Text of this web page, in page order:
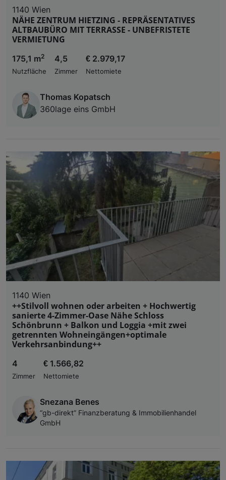
1140 Wien
NÄHE ZENTRUM HIETZING - REPRÄSENTATIVES
ALTBAUBÜRO MIT TERRASSE - UNBEFRISTETE
VERMIETUNG
175,1 m2
Nutzfläche
4,5
Zimmer
€ 2.979,17
Nettomiete
Thomas Kopatsch
360lage eins GmbH
1140 Wien
++Stilvoll wohnen oder arbeiten + Hochwertig
sanierte 4-Zimmer-Oase Nähe Schloss
Schönbrunn + Balkon und Loggia +mit zwei
getrennten Wohneingängen+optimale
Verkehrsanbindung++
4
Zimmer
€ 1.566,82
Nettomiete
Snezana Benes
“gb-direkt” Finanzberatung & Immobilienhandel
GmbH